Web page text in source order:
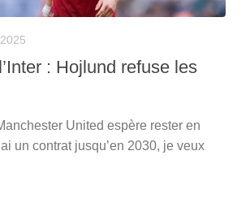
: Hojlund refuse les
United espère rester en
un contrat jusqu’en 2030, je veux